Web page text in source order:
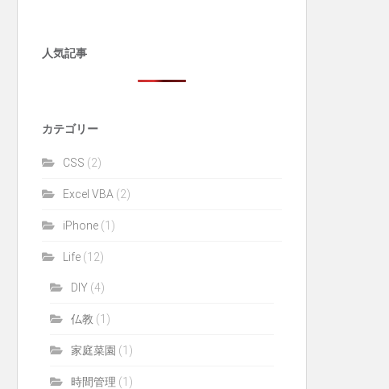
人気記事
カテゴリー
CSS (2)
Excel VBA (2)
iPhone (1)
Life (12)
DIY (4)
仏教 (1)
家庭菜園 (1)
時間管理 (1)